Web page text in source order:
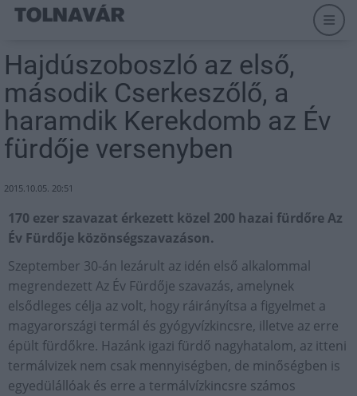
Hajdúszoboszló az első,
második Cserkeszőlő, a
haramdik Kerekdomb az Év
fürdője versenyben
2015.10.05. 20:51
170 ezer szavazat érkezett közel 200 hazai fürdőre Az
Év Fürdője közönségszavazáson.
Szeptember 30-án lezárult az idén első alkalommal
megrendezett Az Év Fürdője szavazás, amelynek
elsődleges célja az volt, hogy ráirányítsa a figyelmet a
magyarországi termál és gyógyvízkincsre, illetve az erre
épült fürdőkre. Hazánk igazi fürdő nagyhatalom, az itteni
termálvizek nem csak mennyiségben, de minőségben is
egyedülállóak és erre a termálvízkincsre számos